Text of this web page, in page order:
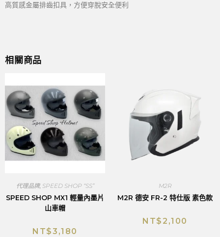
高質感金屬排齒扣具，方便穿脫安全便利
相關商品
代理品牌, SPEED SHOP “SS”
SPEED SHOP MX1 輕量內墨片
山車帽
NT$3,180
M2R
M2R 德安 FR-2 特仕版 素色款
NT$ 2,100